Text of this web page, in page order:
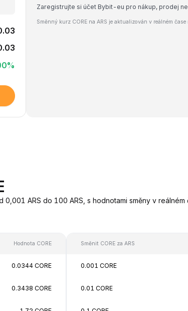
%
Zaregistrujte si účet Bybit-eu pro nákup, prodej
Směnný kurz CORE na ARS je aktualizován v reálném
ARS do 100 ARS, s hodnotami směny v
Hodnota CORE
0.0344 CORE
0.3438 CORE
Směnit CORE za ARS
0.001 CORE
0.01 CORE